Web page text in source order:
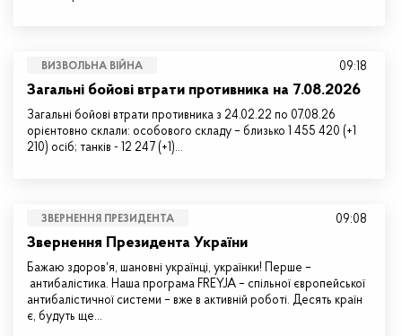
ВИЗВОЛЬНА ВІЙНА
Загальні бойові втрати противника на 7.08.2026
Загальні бойові втрати противника з 24.02.22 по 07.08.26
орієнтовно склали: особового складу – близько 1 455 420 (+1
210) осіб; танків - 12 247 (+1)…
09:18
ЗВЕРНЕННЯ ПРЕЗИДЕНТА
Звернення Президента України
Бажаю здоровʼя, шановні українці, українки! Перше –
антибалістика. Наша програма FREYJA – спільної європейської
антибалістичної системи – вже в активній роботі. Десять країн
є, будуть ще…
09:08